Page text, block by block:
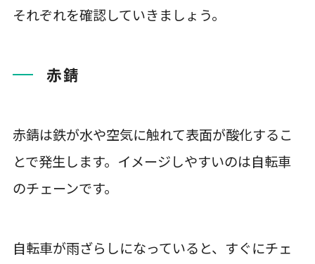
それぞれを確認していきましょう。
赤錆
赤錆は鉄が水や空気に触れて表面が酸化するこ
とで発生します。イメージしやすいのは自転車
のチェーンです。
自転車が雨ざらしになっていると、すぐにチェ